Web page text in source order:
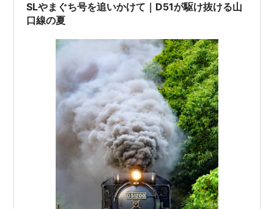
SLやまぐち号を追いかけて｜D51が駆け抜ける山
口線の夏